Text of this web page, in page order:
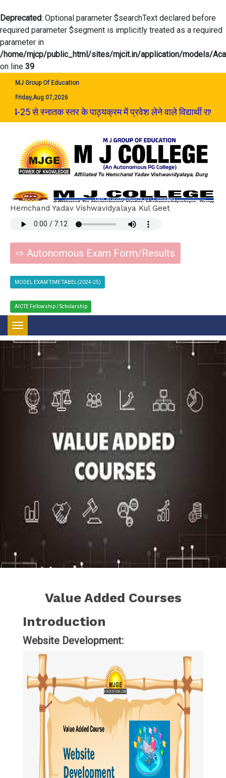
Deprecated: Optional parameter $searchText declared before
required parameter $segment is implicitly treated as a required
parameter in
/home/mjcp/public_html/sites/mjcit.in/application/models/
on line 39
MJ Group Of Education
Friday,Aug 07,2026
में प्रवेश लेने वाले विद्यार्थी राष्ट्रीय शिक्षा नीति
Hemchand Yadav Vishwavidyalaya Kul Geet
⇨ Autonomous Exam Form/Results
MODEL EXAM TIME TABEL(2024-25)
AICTE Fellowship / Scholarship
Toggle navigation
Value Added Courses
Introduction
Website Development: